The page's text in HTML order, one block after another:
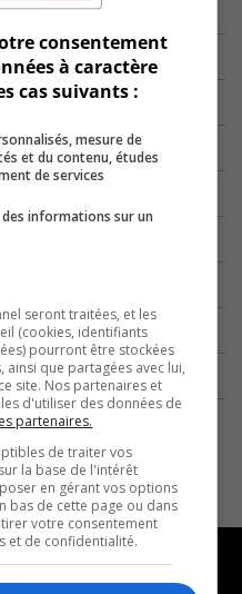
consentement
à caractère
cas suivants :
mesure de
et du contenu, études
de services
informations sur un
seront traitées, et les
(cookies, identifiants
pourront être stockées
que partagées avec lui,
site. Nos partenaires et
d'utiliser des données de
partenaires.
de traiter vos
la base de l'intérêt
en gérant vos options
bas de cette page ou dans
votre consentement
et de confidentialité.